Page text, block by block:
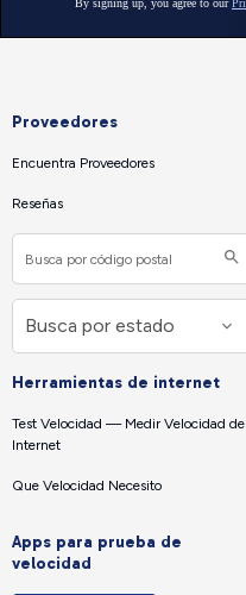
Proveedores
Encuentra Proveedores
Reseñas
Herramientas de internet
Test Velocidad — Medir Velocidad de
Internet
Que Velocidad Necesito
Apps para prueba de
velocidad